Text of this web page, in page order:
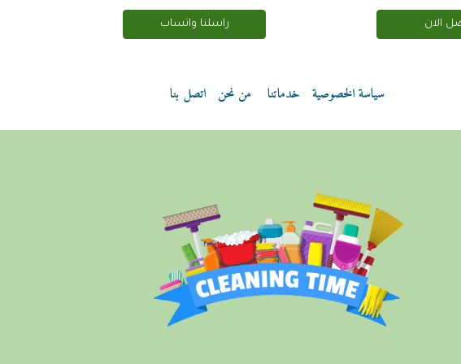
راسلنا واتساب الان
سياسة الخصوصية خدماتنا من نحن اتصل بنا